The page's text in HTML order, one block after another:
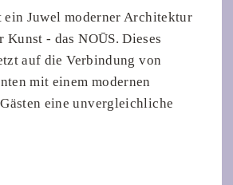
Juwel moderner Architektur
Kunst - das NOŪS. Dieses
auf die Verbindung von
mit einem modernen
eine unvergleichliche